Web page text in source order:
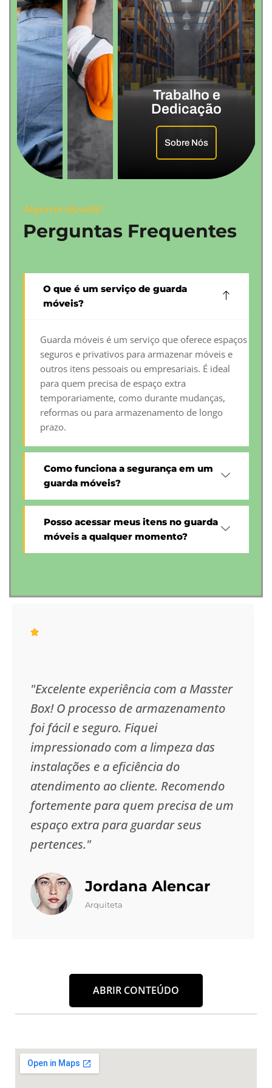
Trabalho e
Dedicação
Sobre Nós
Alguma dúvida?
Perguntas Frequentes
O que é um serviço de guarda
móveis?
Guarda móveis é um serviço que oferece espaços
seguros e privativos para armazenar móveis e
outros itens pessoais ou empresariais. É ideal
para quem precisa de espaço extra
temporariamente, como durante mudanças,
reformas ou para armazenamento de longo
prazo.
Como funciona a segurança em um
guarda móveis?
Posso acessar meus itens no guarda
móveis a qualquer momento?
"Excelente experiência com a Masster
Box! O processo de armazenamento
foi fácil e seguro. Fiquei
impressionado com a limpeza das
instalações e a eficiência do
atendimento ao cliente. Recomendo
fortemente para quem precisa de um
espaço extra para guardar seus
pertences."
Jordana Alencar
Arquiteta
ABRIR CONTEÚDO
armazenar seus bens. NaMasster Box, cada detalhe
é pensado para oferecer a melhor experiência no